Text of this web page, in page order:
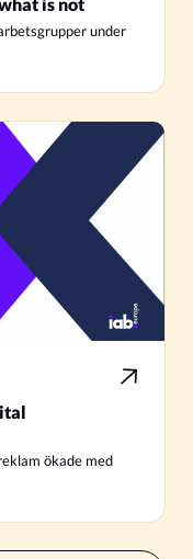
under
ökade med